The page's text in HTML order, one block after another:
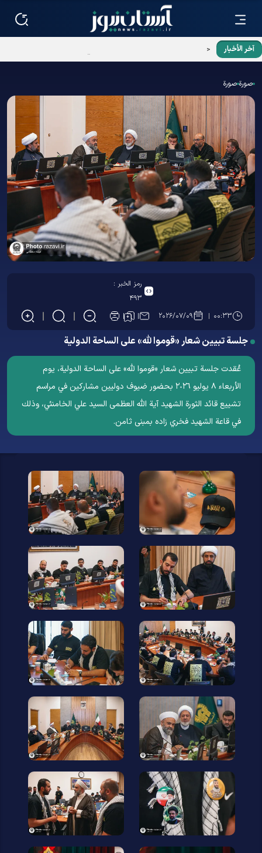
آخر الأخبار
حضور قافلة سفراء الإمام الرؤوف (ع) في بدایة مسيرة زوار الأربعين
بالنجف الأشرف.
صورة صورة
رمز الخبر :
۴۹۳
۰۰:۳۳
۲۰۲۶/۰۷/۰۹
جلسة تبيين شعار «قوموا لله» علی الساحة الدولية
عُقدت جلسة تبيين شعار «قوموا لله» علی الساحة الدولية، يوم
الأربعاء ٨ يوليو ٢٠٢٦ بحضور ضيوف دوليين مشاركين في مراسم
تشييع قائد الثورة الشهيد آية الله العظمى السيد علي الخامنئي، وذلك
في قاعة الشهيد فخري زاده بمبنى ثامن.